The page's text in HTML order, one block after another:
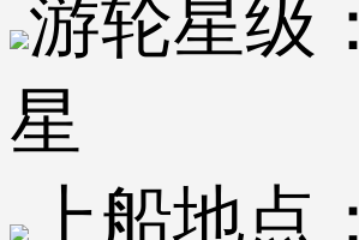
游轮星级：
星
上船地点：